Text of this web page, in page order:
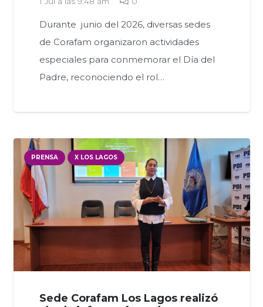
Durante junio del 2026, diversas sedes
de Corafam organizaron actividades
especiales para conmemorar el Día del
Padre, reconociendo el rol…
PRENSA X LOS LAGOS
Sede Corafam Los Lagos realizó